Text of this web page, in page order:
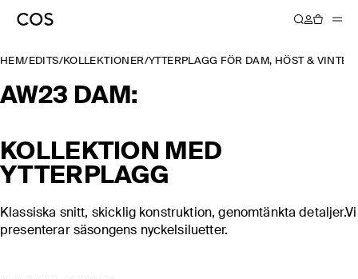
HEM/ EDITS/KOLLEKTIONER/YTTERPLAGG FÖR DAM, HÖST &
AW23 DAM:
KOLLEKTION MED
YTTERPLAGG
Klassiska snitt, skicklig konstruktion, genomtänkta detaljer.Vi
presenterar säsongens nyckelsiluetter.